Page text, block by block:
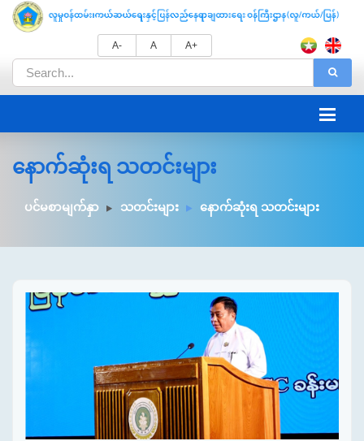
A- A A+
နောက်ဆုံးရ သတင်းများ
ပင်မစာမျက်နှာ သတင်းများ နောက်ဆုံးရ သတင်းများ